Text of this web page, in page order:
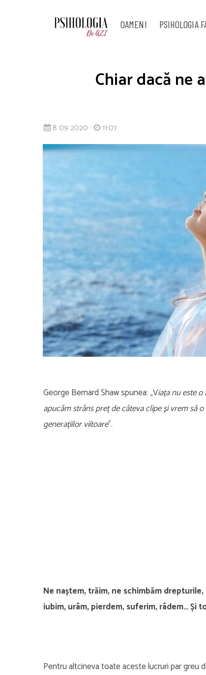
OAMENI PSIHOLOGIA
Chiar dacă ne
8 09 2020 11:07
George Bernard Shaw spunea: „Viața nu este
apucăm strâns preț de câteva clipe și vrem să
generațiilor viitoare”.
Ne naștem, trăim, ne schimbăm
iubim, urâm, pierdem, suferim, râdem… Și
Pentru altcineva toate aceste lucruri par greu